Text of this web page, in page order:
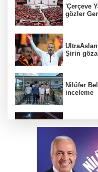
'Çerçeve
gözler
Şirin
Nilüfer
inceleme
Bursa’da
Benzine